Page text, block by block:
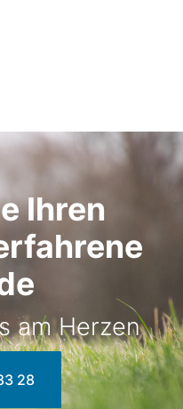
Ihren
am Herzen
28